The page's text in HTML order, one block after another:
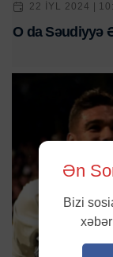
22 IYL 2024 |
O da Səudiyyə
Ən
Bizi